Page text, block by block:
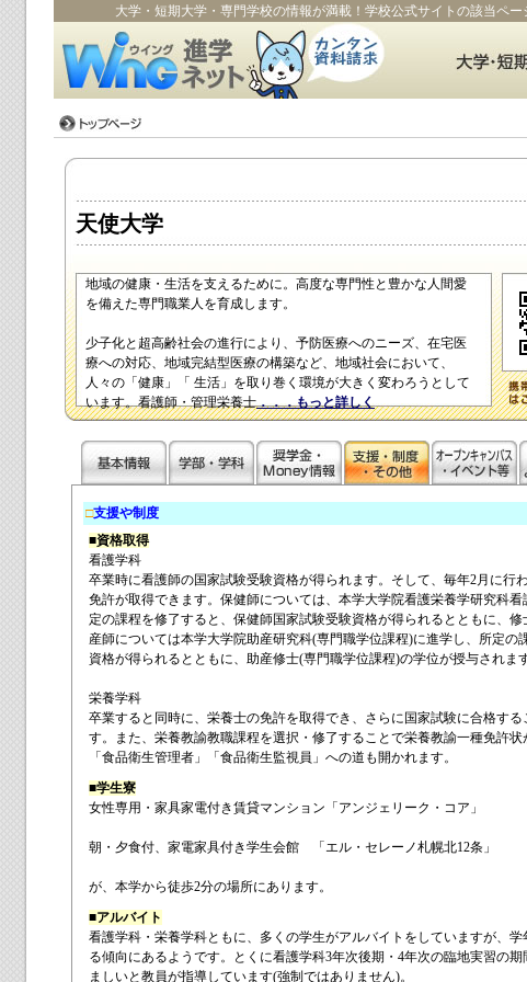
大学・短期大学・専門学校の情報が満載！学校公式サイトの該当ペ
天使大学
地域の健康・生活を支えるために。高度な専門性と豊かな人間愛
を備えた専門職業人を育成します。
少子化と超高齢社会の進行により、予防医療へのニーズ、在宅医
療への対応、地域完結型医療の構築など、地域社会において、
人々の「健康」「 生活」を取り巻く環境が大きく変わろうとして
います。看護師・管理栄養士．．．もっと詳しく
□支援や制度
■資格取得
看護学科
卒業時に看護師の国家試験受験資格が得られます。そして、毎年2月に行
免許が取得できます。保健師については、本学大学院看護栄養学研究科
定の課程を修了すると、保健師国家試験受験資格が得られるとともに、
産師については本学大学院助産研究科(専門職学位課程)に進学し、所定の
資格が得られるとともに、助産修士(専門職学位課程)の学位が授与されます
栄養学科
卒業すると同時に、栄養士の免許を取得でき、さらに国家試験に合格す
す。また、栄養教諭教職課程を選択・修了することで栄養教諭一種免許状
「食品衛生管理者」「食品衛生監視員」への道も開かれます。
■学生寮
女性専用・家具家電付き賃貸マンション「アンジェリーク・コア」
朝・夕食付、家電家具付き学生会館 「エル・セレーノ札幌北12条」
が、本学から徒歩2分の場所にあります。
■アルバイト
看護学科・栄養学科ともに、多くの学生がアルバイトをしていますが、
る傾向にあるようです。とくに看護学科3年次後期・4年次の臨地実習の
ましいと教員が指導しています(強制ではありません)。